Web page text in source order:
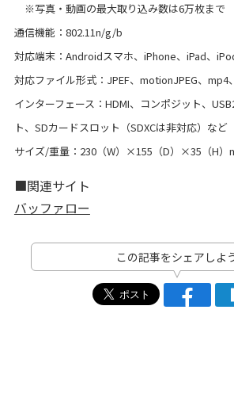
※写真・動画の最大取り込み数は6万枚まで
通信機能：802.11n/g/b
対応端末：Androidスマホ、iPhone、iPad、
対応ファイル形式：JPEF、motionJPEG、mp4
インターフェース：HDMI、コンポジット、
ト、SDカードスロット（SDXCは非対応）など
サイズ/重量：230（W）×155（D）×35（H）
■関連サイト
バッファロー
この記事をシェアしよ